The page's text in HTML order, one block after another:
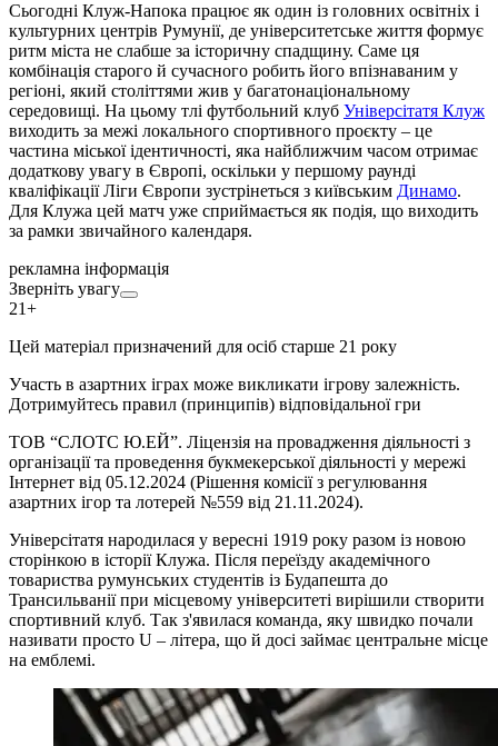
Сьогодні Клуж-Напока працює як один із головних освітніх і
культурних центрів Румунії, де університетське життя формує
ритм міста не слабше за історичну спадщину. Саме ця
комбінація старого й сучасного робить його впізнаваним у
регіоні, який століттями жив у багатонаціональному
середовищі. На цьому тлі футбольний клуб Універсітатя Клуж
виходить за межі локального спортивного проєкту – це
частина міської ідентичності, яка найближчим часом отримає
додаткову увагу в Європі, оскільки у першому раунді
кваліфікації Ліги Європи зустрінеться з київським Динамо.
Для Клужа цей матч уже сприймається як подія, що виходить
за рамки звичайного календаря.
рекламна інформація
Зверніть увагу
21+
Цей матеріал призначений для осіб старше 21 року
Участь в азартних іграх може викликати ігрову залежність.
Дотримуйтесь правил (принципів) відповідальної гри
ТОВ “СЛОТС Ю.ЕЙ”. Ліцензія на провадження діяльності з
організації та проведення букмекерської діяльності у мережі
Інтернет від 05.12.2024 (Рішення комісії з регулювання
азартних ігор та лотерей №559 від 21.11.2024).
Універсітатя народилася у вересні 1919 року разом із новою
сторінкою в історії Клужа. Після переїзду академічного
товариства румунських студентів із Будапешта до
Трансильванії при місцевому університеті вирішили створити
спортивний клуб. Так з'явилася команда, яку швидко почали
називати просто U – літера, що й досі займає центральне місце
на емблемі.